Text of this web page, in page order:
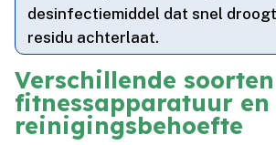
desinfectiemiddel dat snel
residu achterlaat.​
Verschillende soorten
fitnessapparatuur en
reinigingsbehoefte